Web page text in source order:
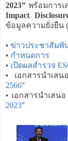
2023” พร้อมการ
Impact
ข้อมูลความยั่งยืน (
• ข่าวประชาสัมพั
• กำหนดการ
• เปิดผลสำรวจ
• เอกสารนำเส
2566"
• เอกสารนำเสน
2023"